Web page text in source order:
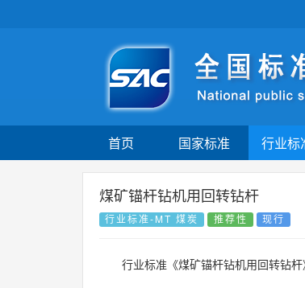
首页 国家标准 行业标
煤矿锚杆钻机用回转钻杆
行业标准-MT 煤炭 推荐性 现行
行业标准《煤矿锚杆钻机用回转钻